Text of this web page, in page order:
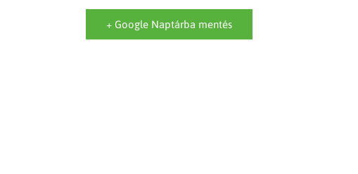
+ Google Naptárba mentés